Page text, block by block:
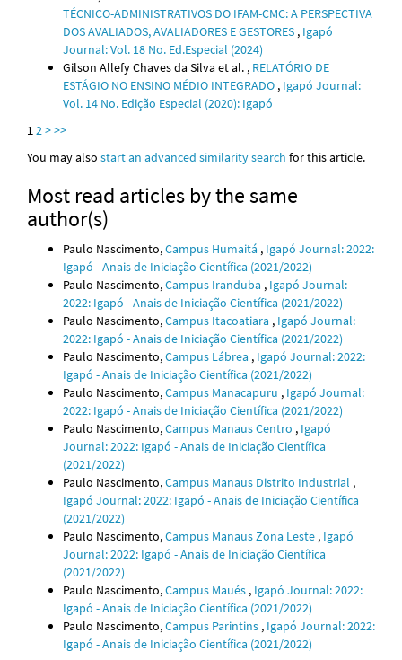
TÉCNICO-ADMINISTRATIVOS DO IFAM-CMC: A PERSPECTIVA
DOS AVALIADOS, AVALIADORES E GESTORES , Igapó
Journal: Vol. 18 No. Ed.Especial (2024)
Gilson Allefy Chaves da Silva et al. , RELATÓRIO DE
ESTÁGIO NO ENSINO MÉDIO INTEGRADO , Igapó Journal:
Vol. 14 No. Edição Especial (2020): Igapó
12>>>
You may also start an advanced similarity search for this article.
Most read articles by the same
author(s)
Paulo Nascimento,Campus Humaitá , Igapó Journal: 2022:
Igapó - Anais de Iniciação Científica (2021/2022)
Paulo Nascimento,Campus Iranduba , Igapó Journal:
2022: Igapó - Anais de Iniciação Científica (2021/2022)
Paulo Nascimento,Campus Itacoatiara , Igapó Journal:
2022: Igapó - Anais de Iniciação Científica (2021/2022)
Paulo Nascimento,Campus Lábrea , Igapó Journal: 2022:
Igapó - Anais de Iniciação Científica (2021/2022)
Paulo Nascimento,Campus Manacapuru , Igapó Journal:
2022: Igapó - Anais de Iniciação Científica (2021/2022)
Paulo Nascimento,Campus Manaus Centro , Igapó
Journal: 2022: Igapó - Anais de Iniciação Científica
(2021/2022)
Paulo Nascimento,Campus Manaus Distrito Industrial ,
Igapó Journal: 2022: Igapó - Anais de Iniciação Científica
(2021/2022)
Paulo Nascimento,Campus Manaus Zona Leste , Igapó
Journal: 2022: Igapó - Anais de Iniciação Científica
(2021/2022)
Paulo Nascimento,Campus Maués , Igapó Journal: 2022:
Igapó - Anais de Iniciação Científica (2021/2022)
Paulo Nascimento,Campus Parintins , Igapó Journal: 2022:
Igapó - Anais de Iniciação Científica (2021/2022)